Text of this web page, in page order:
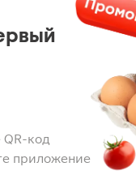
код
приложение